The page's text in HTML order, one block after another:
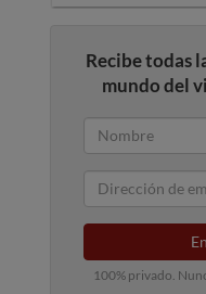
Recibe todas
mundo del
100% privado.